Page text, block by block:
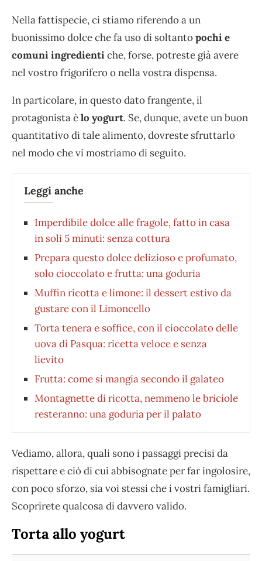
Nella fattispecie, ci stiamo riferendo a un
buonissimo dolce che fa uso di soltantopochi e
comuni ingredientiche, forse, potreste già avere
nel vostro frigorifero o nella vostra dispensa.
In particolare, in questo dato frangente, il
protagonista èlo yogurt. Se, dunque, avete un buon
quantitativo di tale alimento, dovreste sfruttarlo
nel modo che vi mostriamo di seguito.
Leggi anche
Imperdibile dolce alle fragole, fatto in casa
in soli 5 minuti: senza cottura
Prepara questo dolce delizioso e profumato,
solo cioccolato e frutta: una goduria
Muffin ricotta e limone: il dessert estivo da
gustare con il Limoncello
Torta tenera e soffice, con il cioccolato delle
uova di Pasqua: ricetta veloce e senza
lievito
Frutta: come si mangia secondo il galateo
Montagnette di ricotta, nemmeno le briciole
resteranno: una goduria per il palato
Vediamo, allora, quali sono i passaggi precisi da
rispettare e ciò di cui abbisognate per far ingolosire,
con poco sforzo, sia voi stessi che i vostri famigliari.
Scoprirete qualcosa di davvero valido.
Torta allo yogurt